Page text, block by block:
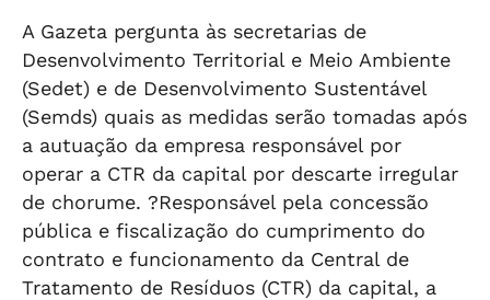
A Gazeta pergunta às secretarias de
Desenvolvimento Territorial e Meio Ambiente
(Sedet) e de Desenvolvimento Sustentável
(Semds) quais as medidas serão tomadas após
a autuação da empresa responsável por
operar a CTR da capital por descarte irregular
de chorume. ?Responsável pela concessão
pública e fiscalização do cumprimento do
contrato e funcionamento da Central de
Tratamento de Resíduos (CTR) da capital, a